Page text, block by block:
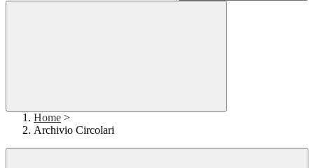
Home >
Archivio Circolari